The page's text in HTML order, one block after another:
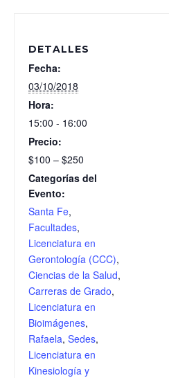
DETALLES
Fecha:
03/10/2018
Hora:
15:00 - 16:00
Precio:
$100 – $250
Categorías del
Evento:
Santa Fe,
Facultades,
Licenciatura en
Gerontología (CCC),
Ciencias de la Salud,
Carreras de Grado,
Licenciatura en
Bioimágenes,
Rafaela, Sedes,
Licenciatura en
Kinesiología y